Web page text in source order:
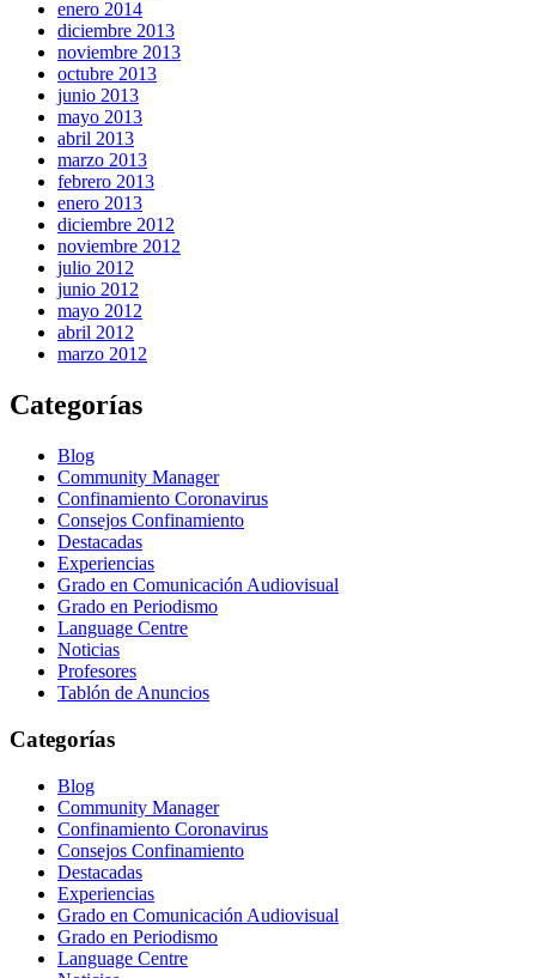
enero 2014
diciembre 2013
noviembre 2013
octubre 2013
junio 2013
mayo 2013
abril 2013
marzo 2013
febrero 2013
enero 2013
diciembre 2012
noviembre 2012
julio 2012
junio 2012
mayo 2012
abril 2012
marzo 2012
Categorías
Blog
Community Manager
Confinamiento Coronavirus
Consejos Confinamiento
Destacadas
Experiencias
Grado en Comunicación Audiovisual
Grado en Periodismo
Language Centre
Noticias
Profesores
Tablón de Anuncios
Categorías
Blog
Community Manager
Confinamiento Coronavirus
Consejos Confinamiento
Destacadas
Experiencias
Grado en Comunicación Audiovisual
Grado en Periodismo
Language Centre